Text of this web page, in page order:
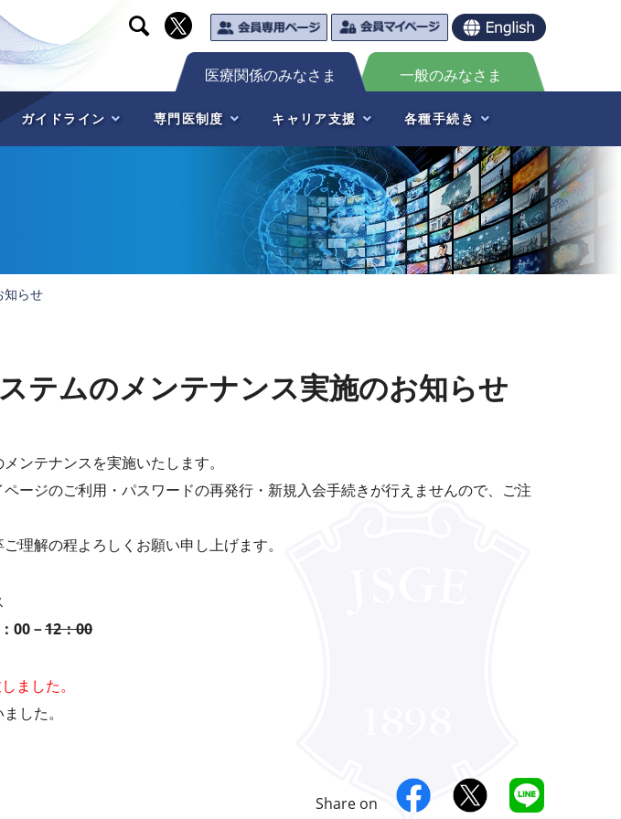

医療関係のみなさま 一般のみなさま
ガイドライン 専門医制度 キャリア支援 各種手続き
知らせ
テムのメンテナンス実施のお知らせ
ンテナンスを実施いたします。
ージのご利用・パスワードの再発行・新規入会手続きが行えませんので、ご注
理解の程よろしくお願い申し上げます。
00－12：00
ました。
した。
Share on